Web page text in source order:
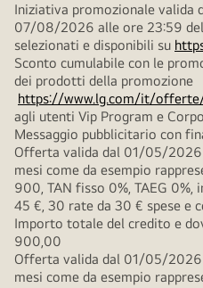
Iniziativa promozionale valida
07/08/2026 alle ore 23:59
selezionati e disponibili su
Sconto cumulabile con le
dei prodotti della promozione
https://www.lg.com/it/
agli utenti Vip Program e
Messaggio pubblicitario con
Offerta valida dal 01/05/
mesi come da esempio
900, TAN fisso 0%, TAEG
45 €, 30 rate da 30 € spese e
Importo totale del credito e
900,00
Offerta valida dal 01/05/
mesi come da esempio